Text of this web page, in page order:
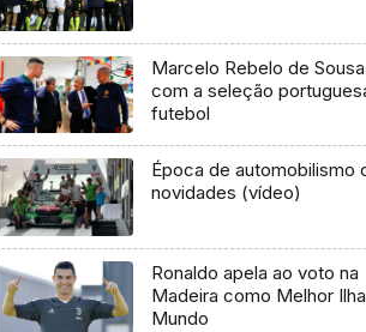
Marcelo Rebelo de
com a seleção
futebol
Época de automobilismo
novidades (vídeo)
Ronaldo apela ao voto na
Madeira como Melhor
Mundo